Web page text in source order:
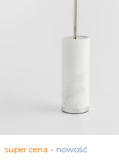
super cena
nowość